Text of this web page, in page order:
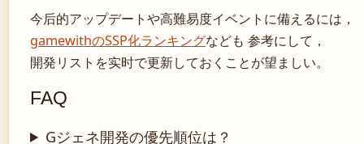
今后的アップデートや高難易度イベントに備えるには，
gamewithのSSP化ランキングなども 参考にして，
開発リストを实时で更新しておくことが望ましい。
FAQ
Gジェネ開発の優先順位は？